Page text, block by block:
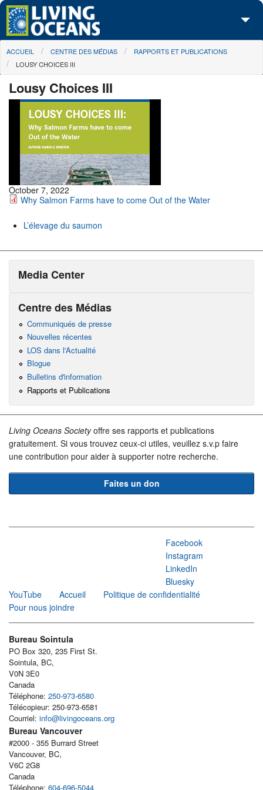
Skip to main content
À propos de nous
Centre des Médias
Les Cartes
Passez à l'action
You are here
ACCUEIL CENTRE DES MÉDIAS
RAPPORTS ET PUBLICATIONS
LOUSY CHOICES III
Lousy Choices III
October 7, 2022
Why Salmon Farms have to come Out of the Water
L’élevage du saumon
Media Center
Centre des Médias
Communiqués de presse
Nouvelles récentes
LOS dans l'Actualité
Blogue
Bulletins d'information
Rapports et Publications
Living Oceans Societyoffre ses rapports et publications
gratuitement. Si vous trouvez ceux-ci utiles, veuillez s.v.p faire
une contribution pour aider à supporter notre recherche.
Faites un don
Facebook
Instagram
LinkedIn
Bluesky
YouTube
Accueil
Politique de confidentialité
Pour nous joindre
Bureau Sointula
PO Box 320, 235 First St.
Sointula, BC,
V0N 3E0
Canada
Téléphone: 250-973-6580
Télécopieur: 250-973-6581
Courriel: info@livingoceans.org
Bureau Vancouver
#2000 - 355 Burrard Street
Vancouver, BC,
V6C 2G8
Canada
Téléphone: 604-696-5044